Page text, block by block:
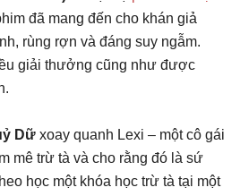
đã mang đến cho khán giả
rùng rợn và đáng suy ngẫm.
giải thưởng cũng như được
Dữ xoay quanh Lexi – một cô gái
mê trừ tà và cho rằng đó là sứ
học một khóa học trừ tà tại một